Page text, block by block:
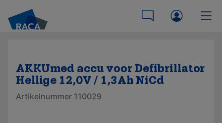
AKKUmed accu voor Defibrillator
Hellige 12,0V / 1,3Ah NiCd
Artikelnummer 110029